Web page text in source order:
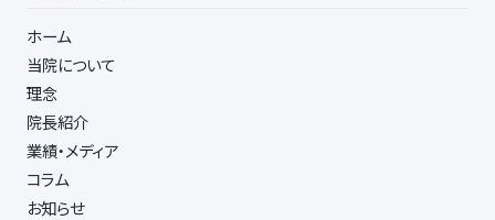
ホーム
当院について
理念
院長紹介
業績・メディア
コラム
お知らせ